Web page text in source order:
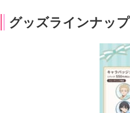
グッズラインナップ